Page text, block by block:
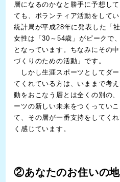
層になるのかなと勝手に予想し
ても、ボランティア活動をして
統計局が平成28年に発表した「
女性は「30～54歳」がピークで
となっています。ちなみにその
づくりのための活動」です。
しかし生涯スポーツとしてダ
てくれている方は、いままで考
動をおこなう層とは全くの別の
ーツの新しい未来をつくってい
て、その層が一番支持をしてく
く感じています。
②あなたのお住いの地